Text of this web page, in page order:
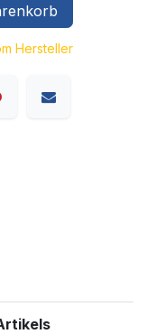
Hersteller